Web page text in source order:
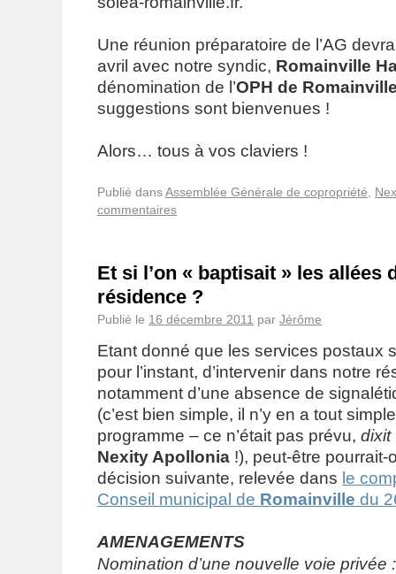
Une réunion préparatoire de l’AG
avril avec notre syndic, Romainville
dénomination de l’OPH de
suggestions sont bienvenues !
Alors… tous à vos claviers !
Publié dansAssemblée Générale de copropriété
commentaires
Et si l’on « baptisait » les allées
résidence ?
Publié le 16 décembre 2011 par Jérôme
Etant donné que les services postaux
pour l’instant, d’intervenir dans notre
notamment d’une absence de
(c’est bien simple, il n’y en a tout
programme – ce n’était pas prévu, dixit
Nexity Apollonia !), peut-être pourrait-
décision suivante, relevée dans le
Conseil municipal de Romainville du
AMENAGEMENTS
Nomination d’une nouvelle voie privée